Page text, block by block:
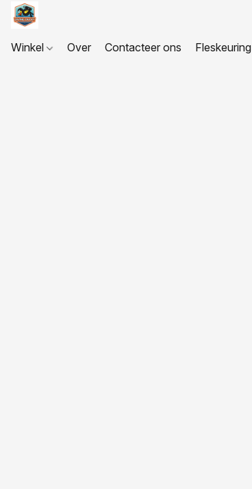
Winkel Over Contacteer ons Fleskeuring